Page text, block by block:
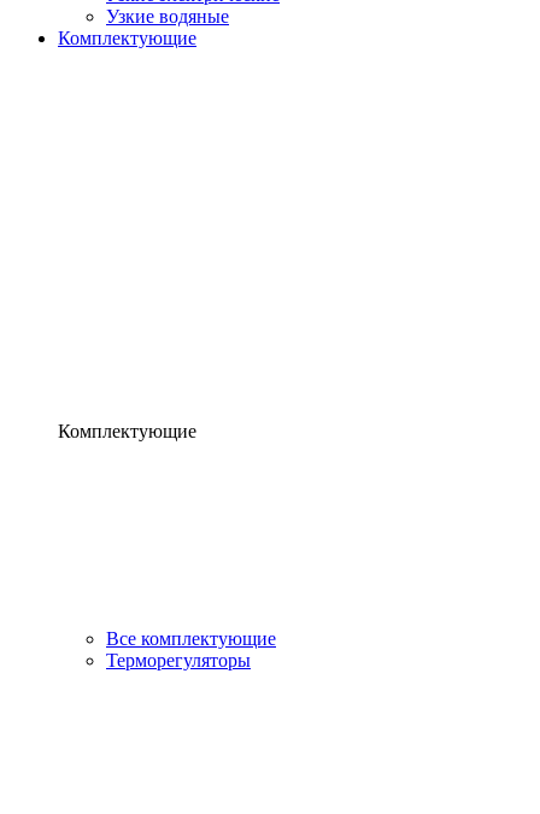
Узкие водяные
Комплектующие
Комплектующие
Все комплектующие
Терморегуляторы